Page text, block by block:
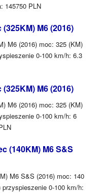
145750 PLN
M6 (2016)
M6 (2016) moc: 325 (KM)
0-100 km/h: 6.3
M6 (2016)
M6 (2016) moc: 325 (KM)
0-100 km/h: 6
(140KM) M6 S&S
M6 S&S (2016) moc: 140
0-100 km/h: